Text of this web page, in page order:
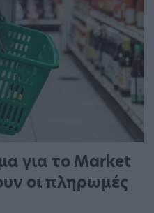
για το Market
οι πληρωμές